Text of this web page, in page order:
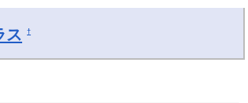
ス †